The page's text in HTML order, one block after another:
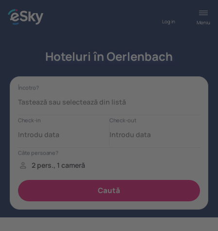
Meniu
Log in
Hoteluri în Oerlenbach